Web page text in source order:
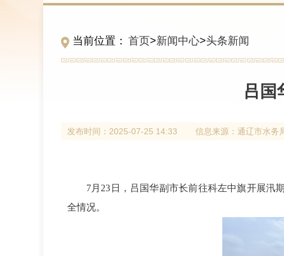
当前位置： 首页>新闻中心>头条新闻
吕国
发布时间： 2025-07-25 14:33 信息来源： 通辽市水务
7月 23 日，吕国华副市长前往科左中旗开展汛
全情况。